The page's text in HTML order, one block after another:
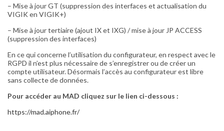
– Mise à jour GT (suppression des interfaces et actualisation du
VIGIK en VIGIK+)
– Mise à jour tertiaire (ajout IX et IXG) / mise à jour JP ACCESS
(suppression des interfaces)
En ce qui concerne l’utilisation du configurateur, en respect avec le
RGPD il n’est plus nécessaire de s’enregistrer ou de créer un
compte utilisateur. Désormais l’accès au configurateur est libre
sans collecte de données.
Pour accéder au MAD cliquez sur le lien ci-dessous :
https://mad.aiphone.fr/